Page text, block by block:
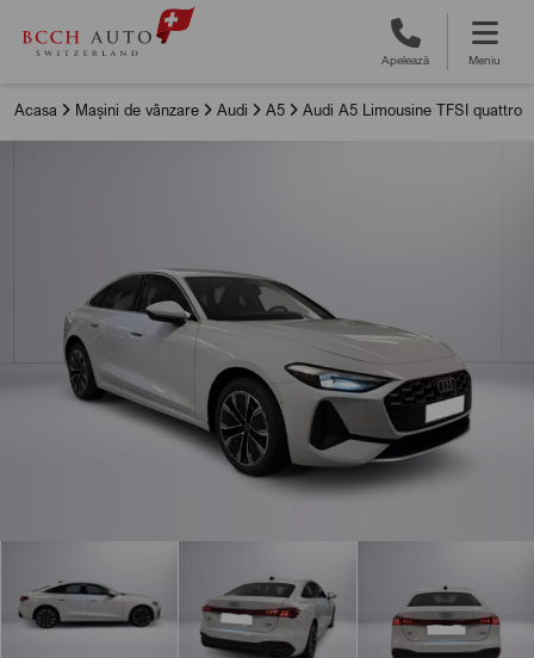
Apelează Meniu
Acasa Mașini de vânzare Audi A5 Audi A5 Limousine TFSI quattro